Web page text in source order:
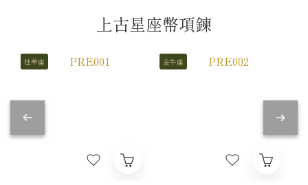
上古星座幣項鍊
牡羊座 金牛座